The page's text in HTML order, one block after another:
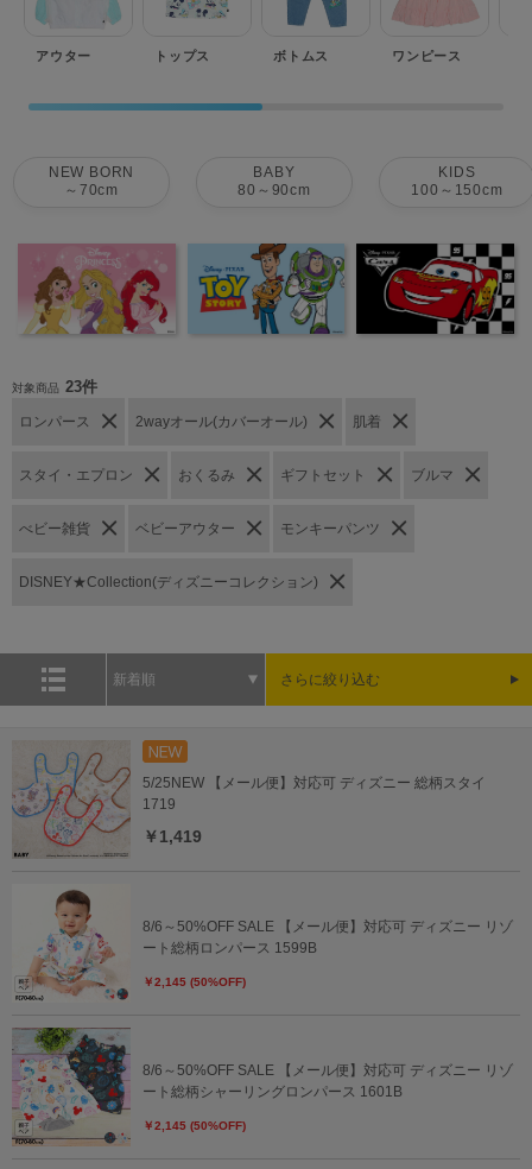
アウター トップス ボトムス ワンピース
NEW BORN
～70cm
BABY
80～90cm
KIDS
100～150cm
対象商品 23件
ロンパース 2wayオール(カバーオール) 肌着
スタイ・エプロン おくるみ ギフトセット ブルマ
べビー雑貨 ベビーアウター モンキーパンツ
DISNEY★Collection(ディズニーコレクション)
新着順 さらに絞り込む
5/25NEW 【メール便】対応可 ディズニー 総柄スタイ
1719
￥1,419
8/6～50%OFF SALE 【メール便】対応可 ディズニー リゾ
ート総柄ロンパース 1599B
￥2,145 (50%OFF)
8/6～50%OFF SALE 【メール便】対応可 ディズニー リゾ
ート総柄シャーリングロンパース 1601B
￥2,145 (50%OFF)